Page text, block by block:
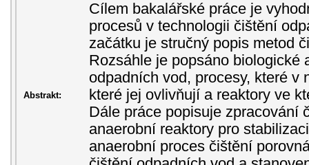
Abstrakt:
Cílem bakalářské práce je
procesů v technologii čištění
začátku je stručný popis metod
Rozsáhle je popsáno biologické
odpadních vod, procesy, které v
které jej ovlivňují a reaktory ve
Dále práce popisuje zpracování
anaerobní reaktory pro
anaerobní proces čištění